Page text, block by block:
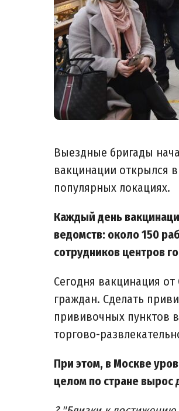
Выездные бригады
вакцинации открылся
популярных локациях.
Каждый день
ведомств: около 150
сотрудников центров
Сегодня вакцинация от
граждан. Сделать
прививочных пунктов
торгово-
При этом, в Москве
целом по стране вырос